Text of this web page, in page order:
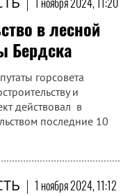
в лесной
Бердска
горсовета
и
действовал в
последние 10
| 1 ноября 2024, 11:12